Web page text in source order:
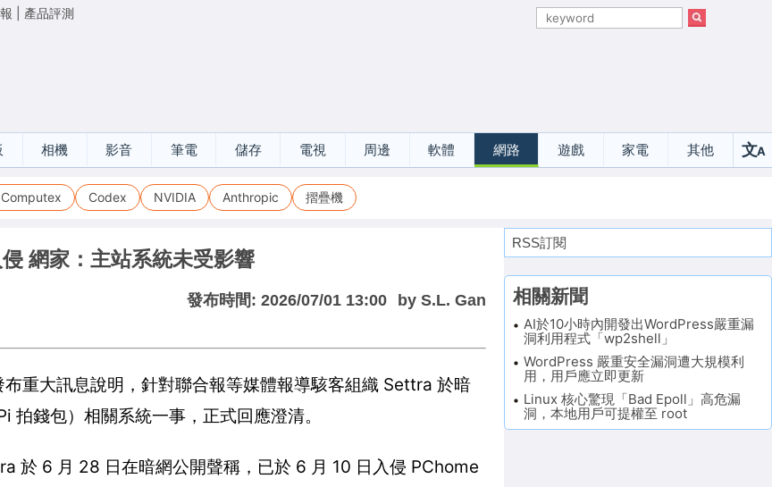
產品評測
相機 影音 筆電 儲存 電視 周邊 軟體 網路 遊戲 家電 其他 文A
Computex Codex NVIDIA Anthropic 摺疊機
網家：主站系統未受影響
發布時間: 2026/07/01 13:00 by S.L. Gan
重大訊息說明，針對聯合報等媒體報導駭客組織 Settra 於暗
錢包）相關系統一事，正式回應澄清。
於 6 月 28 日在暗網公開聲稱，已於 6 月 10 日入侵 PChome
RSS訂閱
相關新聞
AI於10小時內開發出WordPress嚴重漏
洞利用程式「wp2shell」
WordPress 嚴重安全漏洞遭大規模利
用，用戶應立即更新
Linux 核心驚現「Bad Epoll」高危漏
洞，本地用戶可提權至 root